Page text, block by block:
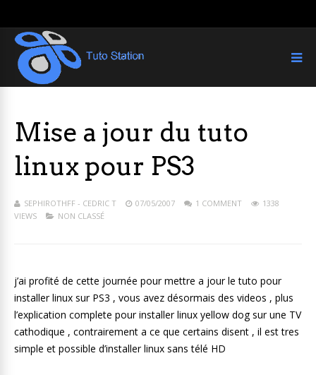
Mise a jour du tuto
linux pour PS3
SEPHIROTHFF - CEDRIC T 07/05/2007 1 COMMENT
1338
VIEWS
NON CLASSÉ
j’ai profité de cette journée pour mettre a jour le tuto pour
installer linux sur PS3 , vous avez désormais des videos , plus
l’explication complete pour installer linux yellow dog sur une TV
cathodique , contrairement a ce que certains disent , il est tres
simple et possible d’installer linux sans télé HD